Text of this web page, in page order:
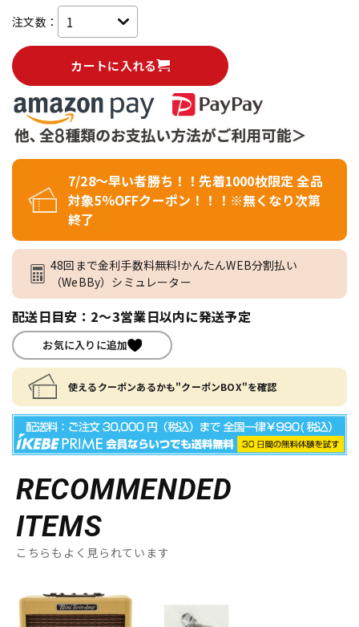
注文数：
カートに入れる
7/28～早い者勝ち！！先着1000枚限定 全品
対象5％OFFクーポン！！！※無くなり次第
終了
48回まで金利手数料無料!かんたんWEB分割払い
（WeBBy）シミュレーター
配送日目安：2～3営業日以内に発送予定
お気に入りに追加
使えるクーポンあるかも"クーポンBOX"を確認
RECOMMENDED
ITEMS
こちらもよく見られています